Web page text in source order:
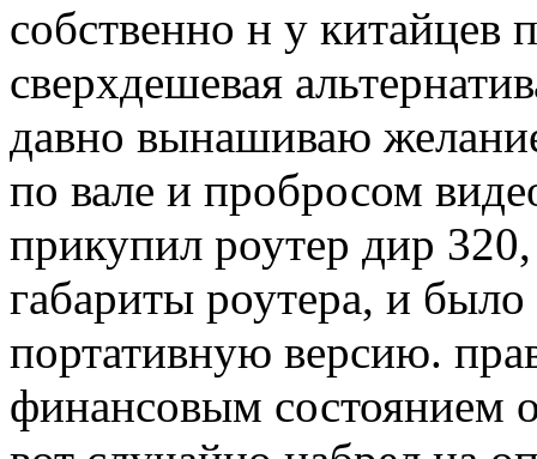
собственно н у китайцев
сверхдешевая
давно вынашиваю
по вале и пробросом
прикупил роутер дир
габариты роутера, и
портативную версию.
финансовым состоянием